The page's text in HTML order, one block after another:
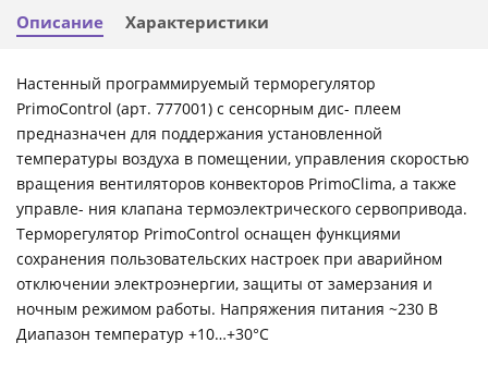
Описание Характеристики
Настенный программируемый терморегулятор
PrimoControl (арт. 777001) с сенсорным дис- плеем
предназначен для поддержания установленной
температуры воздуха в помещении, управления скоростью
вращения вентиляторов конвекторов PrimoClima, а также
управле- ния клапана термоэлектрического сервопривода.
Терморегулятор PrimoControl оснащен функциями
сохранения пользовательских настроек при аварийном
отключении электроэнергии, защиты от замерзания и
ночным режимом работы. Напряжения питания ~230 В
Диапазон температур +10…+30°С